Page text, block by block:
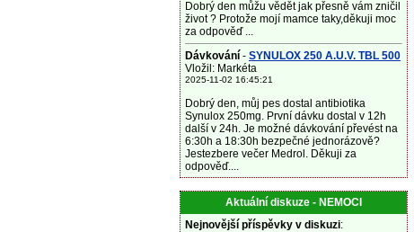
Dobrý den můžu vědět jak přesně vám zničil
život ? Protože mojí mamce taky,děkuji moc
za odpověď ...
Dávkování - SYNULOX 250 A.U.V. TBL 500
Vložil: Markéta
2025-11-02 16:45:21
Dobrý den, můj pes dostal antibiotika
Synulox 250mg. První dávku dostal v 12h
další v 24h. Je možné dávkování převést na
6:30h a 18:30h bezpečné jednorázově?
Jestezbere večer Medrol. Děkuji za
odpověď....
Aktuální diskuze - NEMOCI
Nejnovější příspěvky v diskuzi: